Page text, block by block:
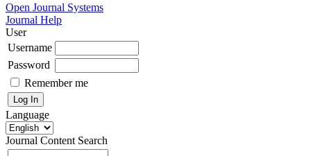
Open Journal Systems
Journal Help
User
Username
Password
Remember me
Language
Journal Content Search